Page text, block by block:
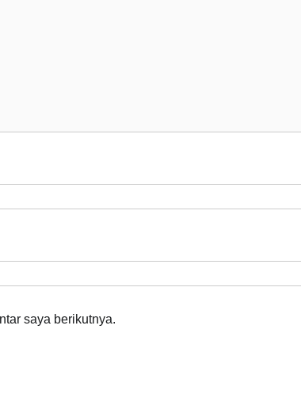
saya berikutnya.